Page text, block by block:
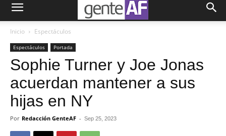
Inicio Espectáculos
Espectáculos Portada
Sophie Turner y Joe Jonas
acuerdan mantener a sus
hijas en NY
Por Redacción GenteAF - Sep 25, 2023